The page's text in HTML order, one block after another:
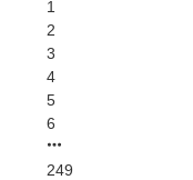
1
2
3
4
5
6
249